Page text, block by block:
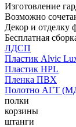
Изготовление
Возможно
Декор и отделку
Бесплатная
ЛДСП
Пластик Alvic
Пластик HPL
Пленка ПВХ
Полотно АГТ
полки
корзины
штанги